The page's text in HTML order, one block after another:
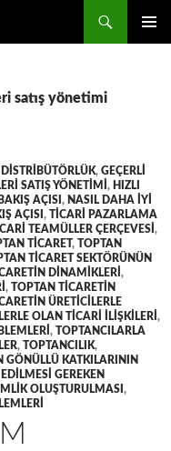
satış yönetimi
DISTRIBÜTÖRLÜK, GEÇERLI
SATIŞ YÖNETIMI , HIZLI
AÇISI , NASIL DAHA IYI
AÇISI , TICARI PAZARLAMA
TEAMÜLLER ÇERÇEVESI ,
TICARET, TOPTAN
TICARET SEKTÖRÜNÜN
DINAMIKLERI ,
, TOPTAN TICARETIN
ÜRETICILERLE
OLAN TICARI ILIŞKILERI ,
, TOPTANCILARLA
, TOPTANCILIK,
GÖNÜLLÜ KATKILARININ
GEREKEN
OLUŞTURULMASI ,